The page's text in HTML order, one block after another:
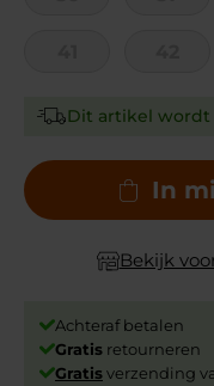
Dit artikel wordt
In
Bekijk
Achteraf betalen
Gratis retourneren
Gratisverzending